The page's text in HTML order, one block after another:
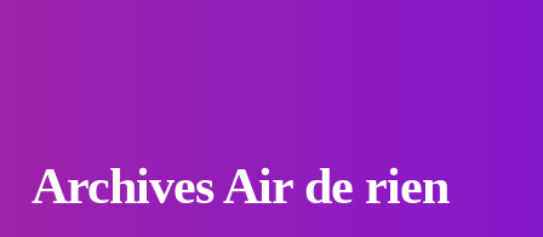
Archives Air de rien